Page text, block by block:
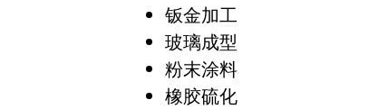
钣金加工
玻璃成型
粉末涂料
橡胶硫化